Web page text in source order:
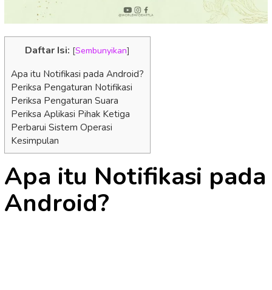
Daftar Isi: [Sembunyikan]
Apa itu Notifikasi pada Android?
Periksa Pengaturan Notifikasi
Periksa Pengaturan Suara
Periksa Aplikasi Pihak Ketiga
Perbarui Sistem Operasi
Kesimpulan
Apa itu Notifikasi pada
Android?